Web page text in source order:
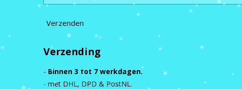
Verzenden
Verzending
- Binnen 3 tot 7 werkdagen.
- met DHL, DPD & PostNL.